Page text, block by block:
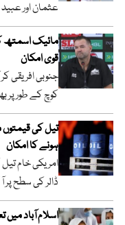
عثمان اور
مائیک اسمتھ
قوی امکان
جنوبی افریقی
کوچ کے طور پر
تیل کی قیمتوں
ہونے کا امکان
ڈالر کی سطح پر
اسلام آباد